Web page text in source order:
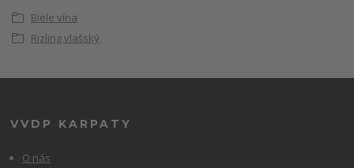
Biele vína
Rizling vlašský
VVDP KARPATY
O nás